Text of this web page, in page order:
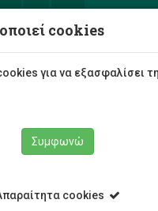
Τεχνολογίας
Μηχανικών
σπουδές
Αειφόρο Σχεδιασμό
cookies
για να εξασφαλίσει
Συμφωνώ
cookies